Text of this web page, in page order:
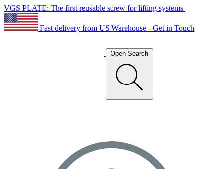
VGS PLATE: The first reusable screw for lifting systems
Fast delivery from US Warehouse - Get in Touch
Open Search